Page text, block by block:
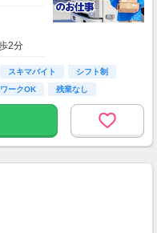
2分
スキマバイト
シフト制
ークOK 残業なし